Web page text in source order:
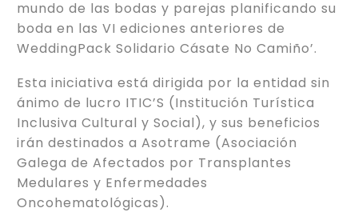
mundo de las bodas y parejas planificando su
boda en las VI ediciones anteriores de
WeddingPack Solidario Cásate No Camiño’.
Esta iniciativa está dirigida por la entidad sin
ánimo de lucro ITIC’S (Institución Turística
Inclusiva Cultural y Social), y sus beneficios
irán destinados a Asotrame (Asociación
Galega de Afectados por Transplantes
Medulares y Enfermedades
Oncohematológicas).